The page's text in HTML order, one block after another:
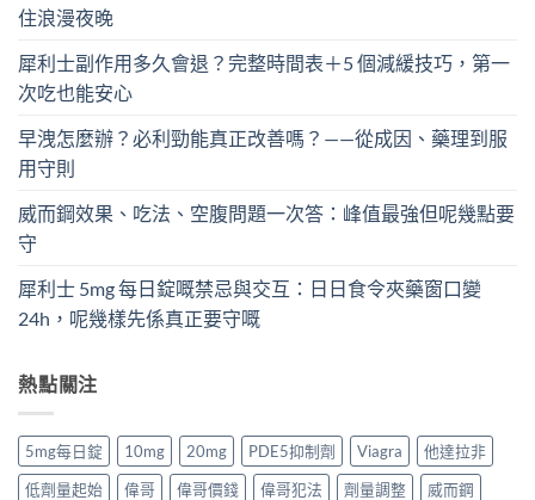
住浪漫夜晚
犀利士副作用多久會退？完整時間表＋5 個減緩技巧，第一
次吃也能安心
早洩怎麼辦？必利勁能真正改善嗎？——從成因、藥理到服
用守則
威而鋼效果、吃法、空腹問題一次答：峰值最強但呢幾點要
守
犀利士 5mg 每日錠嘅禁忌與交互：日日食令夾藥窗口變
24h，呢幾樣先係真正要守嘅
熱點關注
5mg每日錠 10mg 20mg PDE5抑制劑 Viagra
他達拉非
低劑量起始
偉哥 偉哥價錢 偉哥犯法 劑量調整
威而鋼